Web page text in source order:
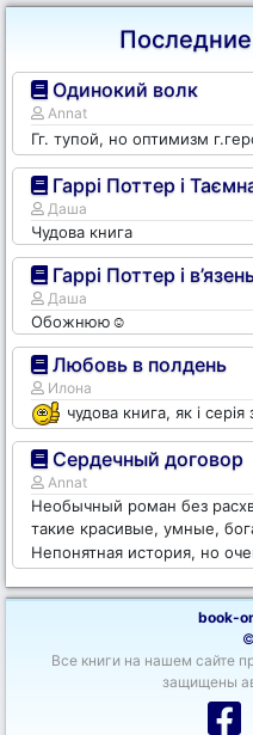
Одинокий волк
Annat
Гг. тупой, но оптимизм
Гаррі Поттер і
Даша
Чудова книга
Гаррі Поттер і
Даша
Обожнюю☺️
Любовь в полдень
Илона
чудова книга, як і серія
Сердечный договор
Annat
Необычный роман без
такие красивые, умные,
Непонятная история, но
book-
Все книги на нашем сайте
защищены